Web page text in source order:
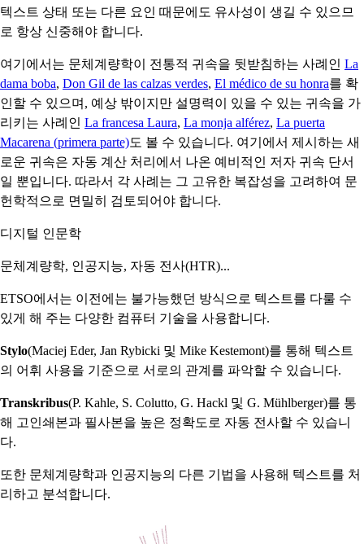
텍스트 상태 또는 다른 요인 때문에도 유사성이 생길 수 있으므
로 항상 신중해야 합니다.
여기에서는 문체계량학이 전통적 귀속을 뒷받침하는 사례인 La
dama boba, Don Gil de las calzas verdes, El médico de su honra를 확
인할 수 있으며, 예상 밖이지만 설명력이 있을 수 있는 귀속을 가
리키는 사례인 La francesa Laura, La monja alférez, La puerta
Macarena (primera parte)도 볼 수 있습니다. 여기에서 제시하는 새
로운 귀속은 자동 계산 처리에서 나온 예비적인 저자 귀속 단서
일 뿐입니다. 따라서 각 사례는 그 고유한 복잡성을 고려하여 문
헌학적으로 면밀히 검토되어야 합니다.
디지털 인문학
문체계량학, 인공지능, 자동 전사(HTR)...
ETSO에서는 이전에는 불가능했던 방식으로 텍스트를 다룰 수
있게 해 주는 다양한 컴퓨터 기술을 사용합니다.
Stylo(Maciej Eder, Jan Rybicki 및 Mike Kestemont)를 통해 텍스트
의 어휘 사용을 기준으로 서로의 관계를 파악할 수 있습니다.
Transkribus(P. Kahle, S. Colutto, G. Hackl 및 G. Mühlberger)를 통
해 고인쇄본과 필사본을 높은 정확도로 자동 전사할 수 있습니
다.
또한 문체계량학과 인공지능의 다른 기법을 사용해 텍스트를 처
리하고 분석합니다.